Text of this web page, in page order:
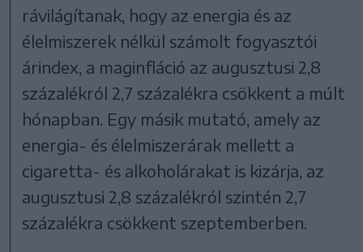
rávilágítanak, hogy az energia és az
élelmiszerek nélkül számolt fogyasztói
árindex, a maginfláció az augusztusi 2,8
százalékról 2,7 százalékra csökkent a múlt
hónapban. Egy másik mutató, amely az
energia- és élelmiszerárak mellett a
cigaretta- és alkoholárakat is kizárja, az
augusztusi 2,8 százalékról szintén 2,7
százalékra csökkent szeptemberben.